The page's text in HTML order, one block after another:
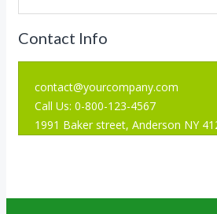
Contact Info
contact@yourcompany.com
Call Us: 0-800-123-4567
1991 Baker street, Anderson NY